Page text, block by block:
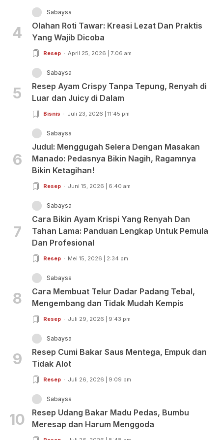
4
Sabaysa
Olahan Roti Tawar: Kreasi Lezat Dan Praktis
Yang Wajib Dicoba
Resep April 25, 2026 | 7:06 am
5
Sabaysa
Resep Ayam Crispy Tanpa Tepung, Renyah di
Luar dan Juicy di Dalam
Bisnis Juli 23, 2026 | 11:45 pm
6
Sabaysa
Judul: Menggugah Selera Dengan Masakan
Manado: Pedasnya Bikin Nagih, Ragamnya
Bikin Ketagihan!
Resep Juni 15, 2026 | 6:40 am
7
Sabaysa
Cara Bikin Ayam Krispi Yang Renyah Dan
Tahan Lama: Panduan Lengkap Untuk Pemula
Dan Profesional
Resep Mei 15, 2026 | 2:34 pm
8
Sabaysa
Cara Membuat Telur Dadar Padang Tebal,
Mengembang dan Tidak Mudah Kempis
Resep Juli 29, 2026 | 9:43 pm
9
Sabaysa
Resep Cumi Bakar Saus Mentega, Empuk dan
Tidak Alot
Resep Juli 26, 2026 | 9:09 pm
10
Sabaysa
Resep Udang Bakar Madu Pedas, Bumbu
Meresap dan Harum Menggoda